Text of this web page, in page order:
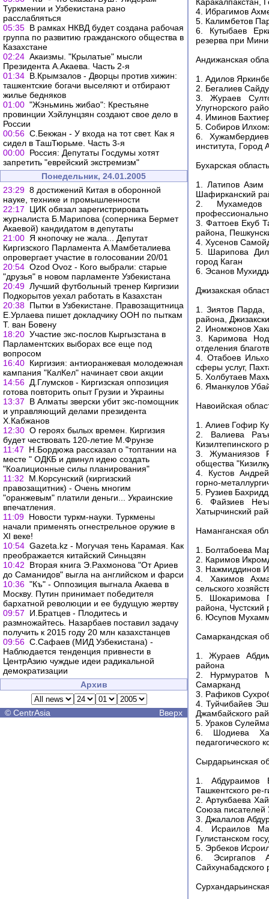
Туркмении и Узбекистана рано
расслабляться
05:35 В рамках НКВД будет создана рабочая
группа по развитию гражданского общества в
Казахстане
02:24 Акаизмы. "Крылатые" мысли
Президента А.Акаева. Часть 2-я
01:34 В.Крымзалов - Дворцы против хижин:
ташкентские богачи выселяют и отбирают
жилье бедняков
01:00 "Жэньминь жибао": Крестьяне
провинции Хэйлунцзян создают свое дело в
России
00:56 С.Бекжан - У входа на тот свет. Как я
сидел в ТашТюрьме. Часть 3-я
00:00 Россия: Депутаты Госдумы хотят
запретить "еврейский экстремизм"
Понедельник, 24.01.2005
23:29 8 достижений Китая в оборонной
науке, технике и промышленности
22:17
ЦИК обязал зарегистрировать
журналиста Б.Марипова (соперника Бермет
Акаевой) кандидатом в депутаты
21:00 Я кнопочку не жала... Депутат
Киргизского Парламента А.Мамбеталиева
опровергает участие в голосовании 20/01
20:54 Ozod Ovoz - Кого выбрали: старые
"друзья" в новом парламенте Узбекистана
20:49 Лучший футбольный тренер Киргизии
Подкорытов уехал работать в Казахстан
20:38 Пытки в Узбекистане. Правозащитница
Е.Урлаева пишет докладчику ООН по пыткам
Т. ван Бовену
18:20 Участие экс-послов Кыргызстана в
Парламентских выборах все еще под
вопросом
16:40 Киргизия: антиоранжевая молодежная
кампания "КалКел" начинает свои акции
14:56 Д.Глумсков - Киргизская оппозиция
готова повторить опыт Грузии и Украины
13:37
В Алматы зверски убит экс-помощник
и управляющий делами президента
Х.Кабжанов
12:30 О героях былых времен. Киргизия
будет чествовать 120-летие М.Фрунзе
11:47
Н.Бордюжа рассказал о "топтании на
месте " ОДКБ и двинул идею создать
"Коалиционные силы планирования"
11:32
М.Корсунский (киргизский
правозащитник) - Очень многим
"оранжевым" платили деньги... Украинские
впечатления.
11:09 Новости туркм-науки. Туркмены
начали применять огнестрельное оружие в
XI веке!
10:54 Gazeta.kz - Могучая тень Карамая. Как
преображается китайский Синьцзян
10:42
Вторая книга Э.Рахмонова "От Ариев
до Саманидов" выгла на английском и фарси
10:36 "Къ" - Оппозиция выгнала Акаева в
Москву. Путин принимает победителя
бархатной революции и ее будущую жертву
09:57
И.Братцев - Плодитесь и
размножайтесь. Назарбаев поставил задачу
получить к 2015 году 20 млн казахстанцев
09:56 С.Сафаев (МИД Узбекистана) -
Наблюдается тенденция привнести в
ЦентрАзию чуждые идеи радикальной
демократизации
Архив
© CentrAsia Вверх
4. Ибрагимов
5. Калимбетов
6. Кутыбаев
резерва при
Андижанская
1. Адилов
2. Бегалиев
3. Жураев
Улугнорского
4. Иминов
5. Собиров
6.
института, Город
Бухарская область
1. Латипов Азим
Шафирканский
2. Мухамедов
3. Фаттоев Екуб
района,
4. Хусенов
5. Шарипова
город Каган
6. Эсанов
Джизакская
1. Зиятов Парда,
района,
2. Иномжонов
3. Каримова
отделения
4. Отабоев
сферы услуг,
5. Холбутаев
6. Яманкулов
Навоийская
1. Алиев Гофир
2. Валиева
Кизилтепинского
3. Жуманиязов
общества
4. Кустов
горно-
5. Рузиев
6. Файзиев
Хатырчинский
Наманганская
1. Болтабоева
2. Каримов
3. Нажмиддинов
4. Хакимов
сельского
5. Шокаримова
района, Чустский
6. Юсупов
Самаркандская
1. Жураев
района
2. Нурмуратов
Самарканд
3. Рафиков
4. Туйчибайев
Джамбайского
5. Ураков
6. Шодиева
педагогического
Сырдарьинская
1. Абдураимов
Ташкентского ре-
2. Артукбаева
Союза писателей
3. Джалалов
4. Исраилов
Гулистанском
5. Эрбеков
6. Эсиргапов
Сайхунабадского